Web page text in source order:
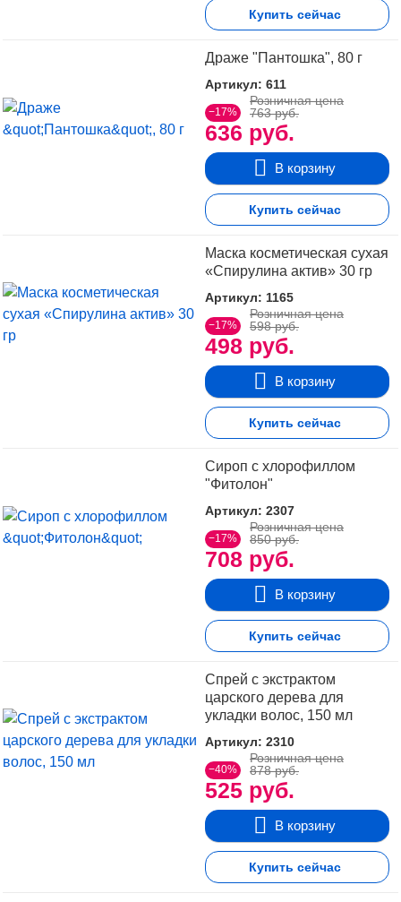
Купить сейчас
Драже "Пантошка", 80 г
Артикул: 611
−17%
636 руб.
Розничная цена
763 руб.
В корзину
Купить сейчас
Маска косметическая сухая
«Спирулина актив» 30 гр
Артикул: 1165
−17%
498 руб.
Розничная цена
598 руб.
В корзину
Купить сейчас
Сироп с хлорофиллом
"Фитолон"
Артикул: 2307
−17%
708 руб.
Розничная цена
850 руб.
В корзину
Купить сейчас
Спрей с экстрактом
царского дерева для
укладки волос, 150 мл
Артикул: 2310
−40%
525 руб.
Розничная цена
878 руб.
В корзину
Купить сейчас